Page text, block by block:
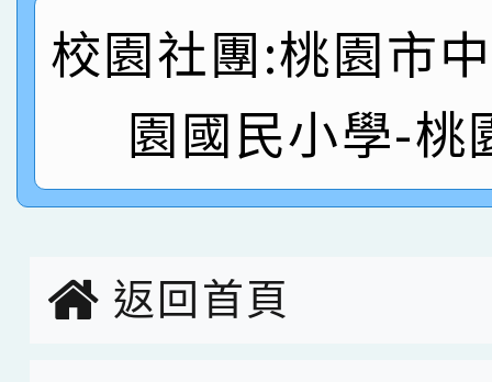
名
賀！本校阿巴斯O蜜、
倩參加桃園市科展 國
名 指導老師王老師、
賀！本校四年二班張O
園市英語競賽國小朗
指導老師林老師
賀！本校參加桃園市中
賽 劉文瑛教師榮獲教
臺灣台語-第二名
賀！本校參與2026世
市賽榮獲科學小創客佳
校園社團:桃園市
園國民小學-桃
返回首頁